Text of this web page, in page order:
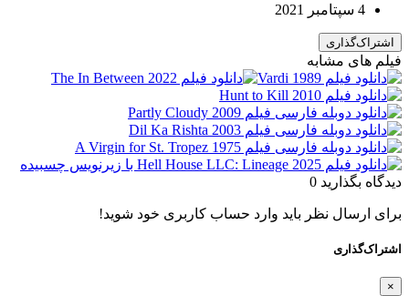
4 سپتامبر 2021
اشتراک‌گذاری
فیلم های مشابه
دیدگاه بگذارید 0
برای ارسال نظر باید وارد حساب کاربری خود شوید!
اشتراک‌گذاری
×